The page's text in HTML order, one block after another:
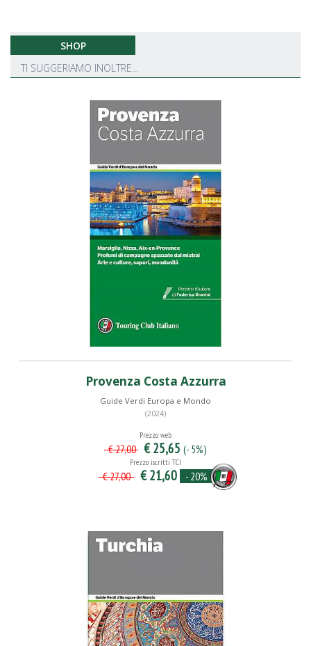
SHOP
TI SUGGERIAMO INOLTRE...
Provenza Costa Azzurra
Guide Verdi Europa e Mondo
(2024)
Prezzo web
€ 27,00 € 25,65 (- 5%)
Prezzo iscritti TCI
€ 27,00 € 21,60 - 20%